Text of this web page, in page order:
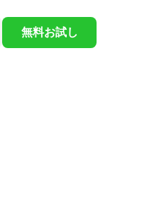
無料お試し